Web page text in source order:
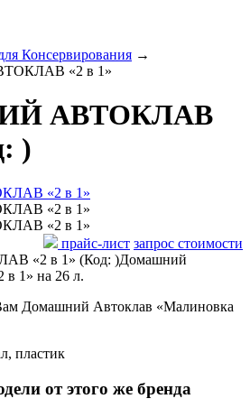
Консервирования →
«2 в 1»
АВТОКЛАВ
)
прайс-лист запрос стоимости
«2 в 1» (Код: )Домашний
в 1» на 26 л.
Домашний Автоклав «Малиновка
пластик
от этого же бренда